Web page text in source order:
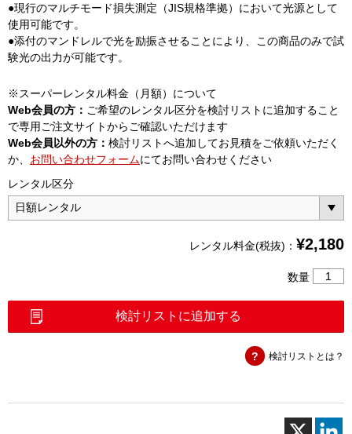
●現行のマルチモード損失測定（JIS規格準拠）において光源として
使用可能です。
●添付のマンドレルで光を励振させることにより、この商品のみで試
験光の出力が可能です。
※スーパーレンタル料金（月額）について
Web会員の方： ご希望のレンタル区分を検討リストに追加すること
で専用ご注文サイトからご確認いただけます
Web会員以外の方： 検討リストへ追加してお見積をご依頼いただく
か、 お問い合わせフォームにてお問い合わせください
レンタル区分
レンタル料金(税抜)： ¥2,180
数量
検討リストに追加する
検討リストとは？